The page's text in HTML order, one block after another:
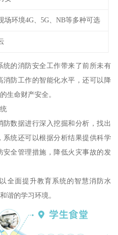
场环境4G、5G、NB等多种可选
的消防安全工作带来了前所未有
防工作的智能化水平，还可以降
生命财产安全。
数据进行深入挖掘和分析，找出
统还可以根据分析结果提供科学
全管理措施，降低火灾事故的发
全面提升教育系统的智慧消防水
谐的学习环境。